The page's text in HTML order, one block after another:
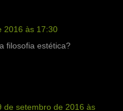
2016 às 17:30
filosofia estética?
de setembro de 2016 às